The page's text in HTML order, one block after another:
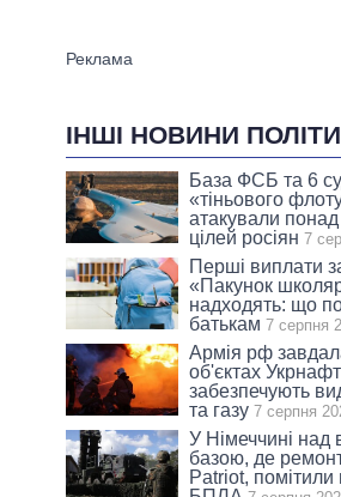
ІНШІ НОВИНИ
База ФСБ та 6
«тіньового
атакували
цілей росіян 7
Перші виплати
«Пакунок
надходять: що
батькам 7 серпня
Армія рф
об'єктах
забезпечують
та газу 7 серпня
У Німеччині над
базою, де
Patriot, помітили